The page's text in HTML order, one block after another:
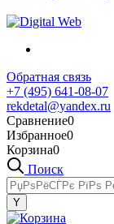
Обратная связь
+7 (495) 641-08-07
rekdetal@yandex.ru
Сравнение0
Избранное0
Корзина0
Поиск